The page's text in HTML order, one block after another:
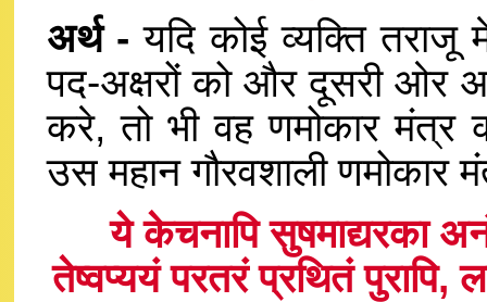
अर्थ - यदि कोई व्यक्ति
पद-अक्षरों को और दूसरी ओर
करे, तो भी वह णमोकार मंत्र
उस महान गौरवशाली णमोकार
ये केचनापि सुषमाद्यरका
तेष्वप्ययं परतरं प्रथितं